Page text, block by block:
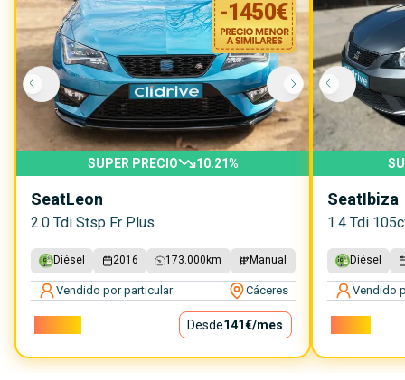
-1450€
SUPER PRECIO 10.21%
SeatLeon
2.0 Tdi Stsp Fr Plus
Diésel 2016 173.000 km Manual
Vendido por particular Cáceres
Desde141€/mes
SeatIbiza
1.4 Tdi
Diésel
Vendido